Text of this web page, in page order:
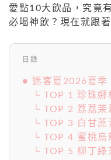
愛點10大飲品，究竟
必喝神飲？現在就跟
目錄
● 迷客夏2026夏季
└ TOP 1 珍珠娜
└ TOP 2 荔荔茉
└ TOP 3 白甘蔗
└ TOP 4 蜜桃烏
└ TOP 5 柳丁綠